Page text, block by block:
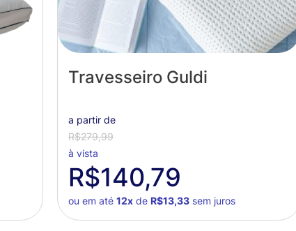
Travesseiro Guldi
a partir de
R$279,99
à vista
R$140,79
ou em até 12x de R$13,33 sem juros